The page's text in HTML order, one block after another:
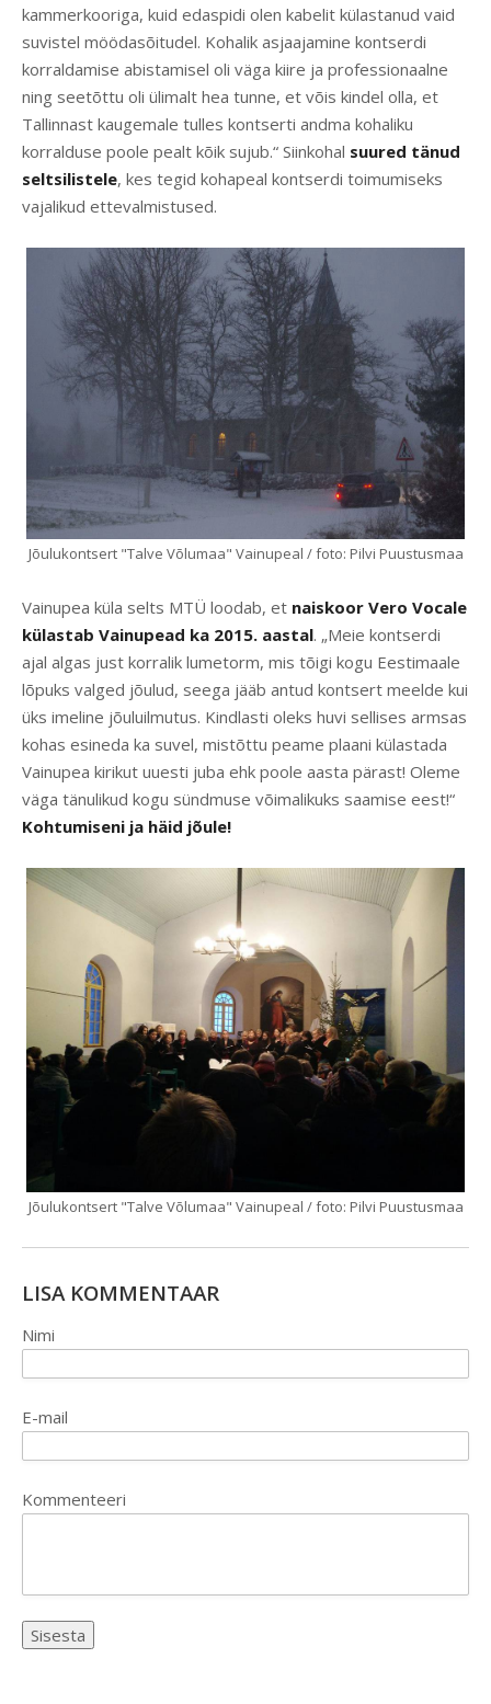
kammerkooriga, kuid edaspidi olen kabelit külastanud vaid
suvistel möödasõitudel. Kohalik asjaajamine kontserdi
korraldamise abistamisel oli väga kiire ja professionaalne
ning seetõttu oli ülimalt hea tunne, et võis kindel olla, et
Tallinnast kaugemale tulles kontserti andma kohaliku
korralduse poole pealt kõik sujub.“ Siinkohal suured tänud
seltsilistele, kes tegid kohapeal kontserdi toimumiseks
vajalikud ettevalmistused.
Jõulukontsert "Talve Võlumaa" Vainupeal / foto: Pilvi Puustusmaa
Vainupea küla selts MTÜ loodab, et naiskoor Vero Vocale
külastab Vainupead ka 2015. aastal. „Meie kontserdi
ajal algas just korralik lumetorm, mis tõigi kogu Eestimaale
lõpuks valged jõulud, seega jääb antud kontsert meelde kui
üks imeline jõuluilmutus. Kindlasti oleks huvi sellises armsas
kohas esineda ka suvel, mistõttu peame plaani külastada
Vainupea kirikut uuesti juba ehk poole aasta pärast! Oleme
väga tänulikud kogu sündmuse võimalikuks saamise eest!“
Kohtumiseni ja häid jõule!
Jõulukontsert "Talve Võlumaa" Vainupeal / foto: Pilvi Puustusmaa
LISA KOMMENTAAR
Nimi
E-mail
Kommenteeri